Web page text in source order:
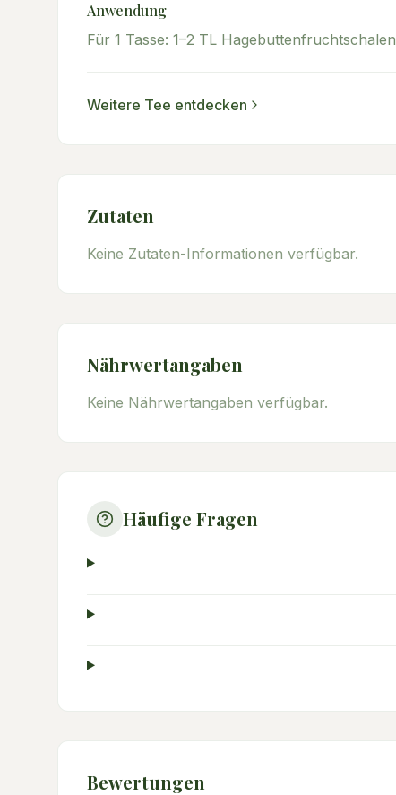
Anwendung
Für 1 Tasse: 1–2 TL
Weitere Tee entdecken
Zutaten
Keine Zutaten-Informationen verfügbar.
Nährwertangaben
Keine Nährwertangaben verfügbar.
Häufige Fragen
Bewertungen